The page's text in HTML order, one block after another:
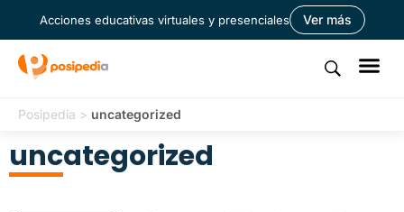
Acciones educativas virtuales y presenciales Ver más
Posipedia > uncategorized
uncategorized